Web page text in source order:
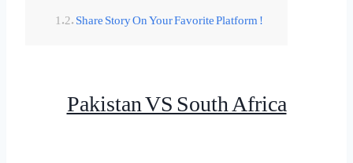
Share Story On Your Favorite Platform !
Pakistan VS South Africa